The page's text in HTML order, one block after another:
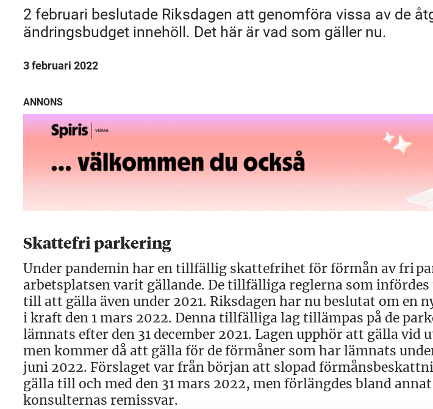
2 februari beslutade Riksdagen att genomföra vissa av de
ändringsbudget innehöll. Det här är vad som gäller nu.
3 februari 2022
ANNONS
Skattefri parkering
Under pandemin har en tillfällig skattefrihet för förmån av fri
arbetsplatsen varit gällande. De tillfälliga reglerna som
till att gälla även under 2021. Riksdagen har nu beslutat om en
i kraft den 1 mars 2022. Denna tillfälliga lag tillämpas på de
lämnats efter den 31 december 2021. Lagen upphör att gälla vid
men kommer då att gälla för de förmåner som har lämnats
juni 2022. Förslaget var från början att slopad
gälla till och med den 31 mars 2022, men förlängdes bland
konsulternas remissvar.